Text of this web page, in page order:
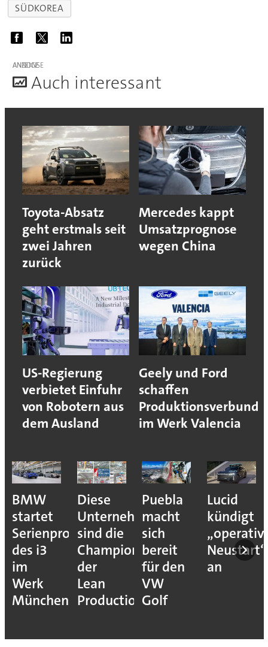
SÜDKOREA
ANZEIGE
Auch interessant
Toyota-Absatz
geht erstmals seit
zwei Jahren
zurück
Mercedes kappt
Umsatzprognose
wegen China
US-Regierung
verbietet Einfuhr
von Robotern aus
dem Ausland
Geely und Ford
schaffen
Produktionsverbund
im Werk Valencia
BMW
startet
Serienproduktion
des i3
im
Werk
München
Diese
Unternehmen
sind die
Champions
der
Lean
Production
Puebla
macht
sich
bereit
für den
VW
Golf
Lucid
kündigt
Neustart“
an